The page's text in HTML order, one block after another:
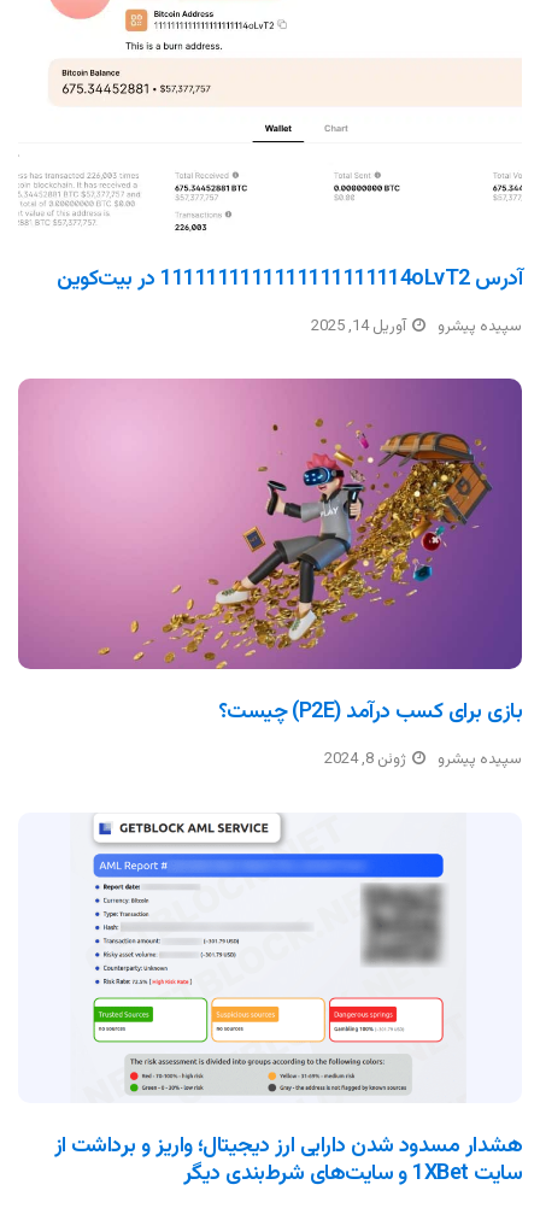
آدرس 1111111111111111111114oLvT2 در بیت‌کوین
سپیده پیشرو آوریل 14, 2025
بازی برای کسب درآمد (P2E) چیست؟
سپیده پیشرو ژوئن 8, 2024
هشدار مسدود شدن دارایی ارز دیجیتال؛ واریز و برداشت از
سایت 1XBet و سایت‌های شرط‌بندی دیگر